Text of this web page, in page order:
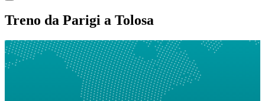
Treno da Parigi a Tolosa